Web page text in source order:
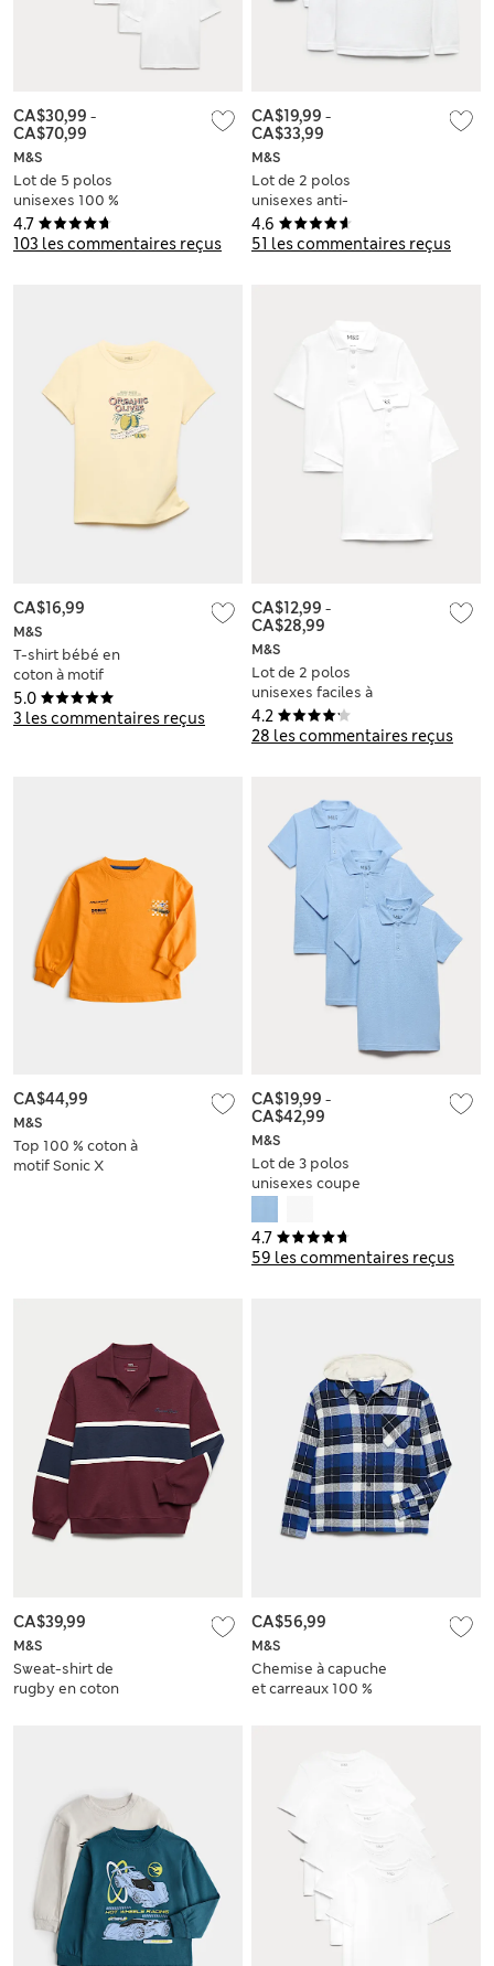
4.7
103 les commentaires reçus
M&S
Lot de 5 polos
unisexes 100 %
coton, parfaits pour
l’école (du 2 au 18
CA$30,99 -
CA$70,99
4.6
51 les commentaires reçus
M&S
Lot de 2 polos
unisexes anti-
taches100 % coton,
parfaits pour l’école
CA$19,99 -
CA$33,99
5.0
3 les commentaires reçus
M&S
T-shirt bébé en
coton à motif
graphique olives (du
6 au 16 ans)
CA$16,99
4.2
28 les commentaires reçus
M&S
Lot de 2 polos
unisexes faciles à
porter, parfaits pour
l’école (du 3 au 18
CA$12,99 -
CA$28,99
M&S
Top 100 % coton à
motif Sonic X
CA$44,99
4.7
59 les commentaires reçus
M&S
Lot de 3 polos
unisexes coupe
parfaits pour l’école
(du 2 au 18 ans)
CA$19,99 -
CA$42,99
M&S
Sweat-shirt de
rugby en coton
CA$39,99
M&S
Chemise à capuche
et carreaux 100 %
CA$56,99